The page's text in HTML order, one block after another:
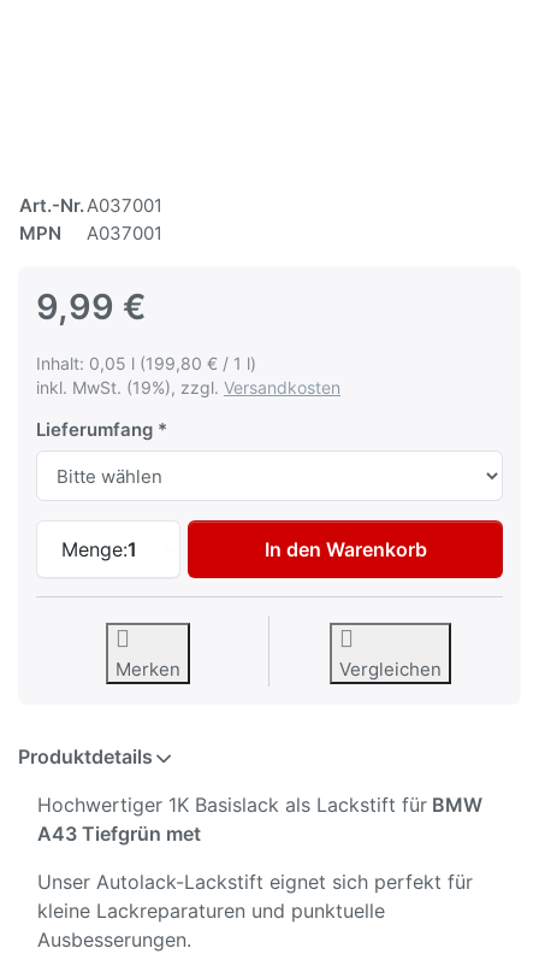
Art.-Nr.A037001
MPN
A037001
9,99 €
Inhalt: 0,05 l (199,80 € / 1 l)
inkl. MwSt. (19%), zzgl. Versandkosten
Lieferumfang
Menge:1
Autolack Lackstift für BMW A43
In den Warenkorb
Merken Vergleichen
Produktdetails
Hochwertiger 1K Basislack als Lackstift für BMW
A43 Tiefgrün met
Unser Autolack-Lackstift eignet sich perfekt für
kleine Lackreparaturen und punktuelle
Ausbesserungen.